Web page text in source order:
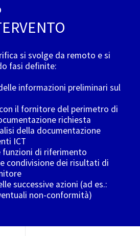
si svolge da remoto e si
fasi definite:
informazioni preliminari sul
il fornitore del perimetro di
richiesta
della documentazione
ICT
funzioni di riferimento
condivisione dei risultati di
successive azioni (ad es.:
non-conformità)